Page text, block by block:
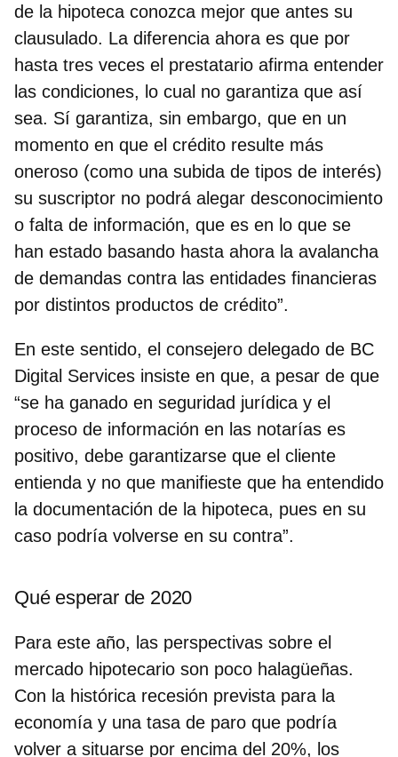
de la hipoteca conozca mejor que antes su
clausulado. La diferencia ahora es que por
hasta tres veces el prestatario afirma entender
las condiciones, lo cual no garantiza que así
sea. Sí garantiza, sin embargo, que en un
momento en que el crédito resulte más
oneroso (como una subida de tipos de interés)
su suscriptor no podrá alegar desconocimiento
o falta de información, que es en lo que se
han estado basando hasta ahora la avalancha
de demandas contra las entidades financieras
por distintos productos de crédito”.
En este sentido, el consejero delegado de BC
Digital Services insiste en que, a pesar de que
“se ha ganado en seguridad jurídica y el
proceso de información en las notarías es
positivo, debe garantizarse que el cliente
entienda y no que manifieste que ha entendido
la documentación de la hipoteca, pues en su
caso podría volverse en su contra”.
Qué esperar de 2020
Para este año, las perspectivas sobre el
mercado hipotecario son poco halagüeñas.
Con la histórica recesión prevista para la
economía y una tasa de paro que podría
volver a situarse por encima del 20%, los